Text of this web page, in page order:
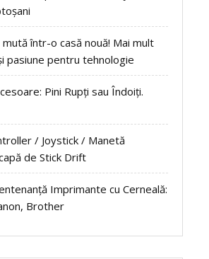
mută într-o casă nouă! Mai mult
pasiune pentru tehnologie
Pini Rupți sau Îndoiți.
/ Joystick / Manetă
de Stick Drift
Imprimante cu Cerneală:
Brother